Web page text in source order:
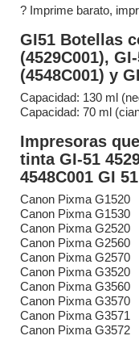
? Imprime barato,
GI51 Botellas
(4529C001),
(4548C001) y
Capacidad: 130 ml
Capacidad: 70 ml
Impresoras
tinta GI-51
4548C001 GI
Canon Pixma G1520
Canon Pixma G1530
Canon Pixma G2520
Canon Pixma G2560
Canon Pixma G2570
Canon Pixma G3520
Canon Pixma G3560
Canon Pixma G3570
Canon Pixma G3571
Canon Pixma G3572